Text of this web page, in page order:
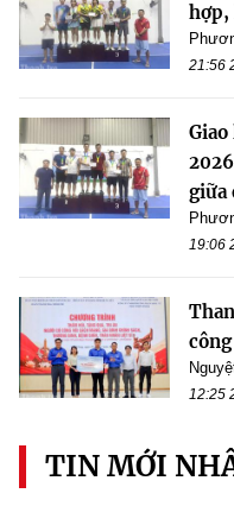
hợp,
21:56
giữa
19:06
12:25
TIN MỚI